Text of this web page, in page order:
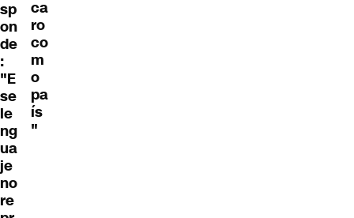
sp
on
de
:
"E
se
le
ng
ua
je
no
re
ca
ro
co
m
o
pa
ís
"